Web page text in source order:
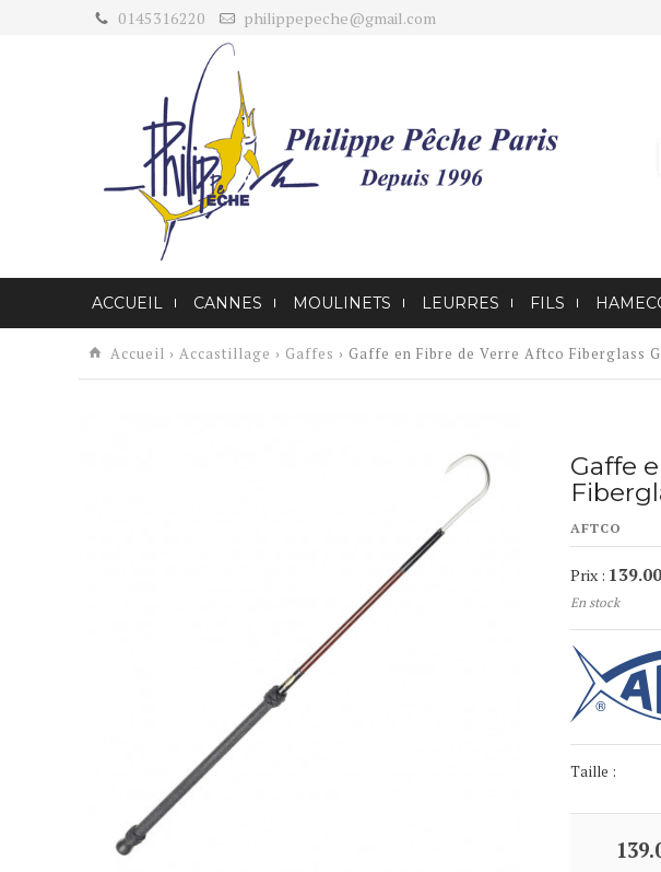
0145316220 philippepeche@gmail.com
ACCUEIL CANNES MOULINETS LEURRES FILS
Accueil › Accastillage › Gaffes › Gaffe en Fibre de Verre Aftco Fiberglass
Gaffe
AFTCO
Prix :
En stock
Taille :